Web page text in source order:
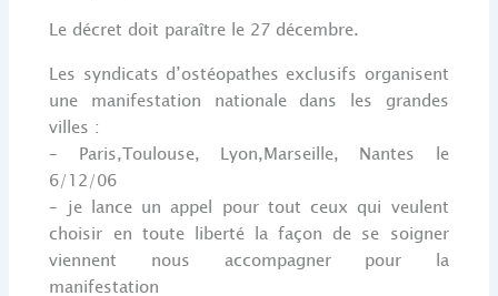
Le décret doit paraître le 27 décembre.
Les syndicats d’ostéopathes exclusifs organisent
une manifestation nationale dans les grandes
villes :
– Paris,Toulouse, Lyon,Marseille, Nantes le
6/12/06
– je lance un appel pour tout ceux qui veulent
choisir en toute liberté la façon de se soigner
viennent nous accompagner pour la
manifestation